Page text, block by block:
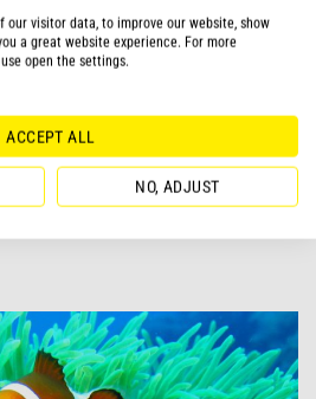
de caracter În estul Floridei, raci leneși,
our visitor data, to improve our website, show
a great website experience. For more
open the settings.
ACCEPT ALL
NO, ADJUST